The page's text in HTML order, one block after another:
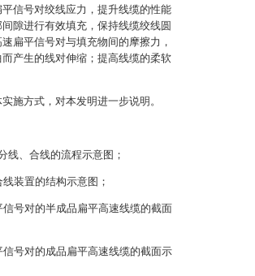
信号对绞线应力，提升线缆的性能
隙进行有效填充，保持线缆绞线圆
扁平信号对与填充物间的摩擦力，
产生的线对伸缩；提高线缆的柔软
施方式，对本发明进一步说明。
线、合线的流程示意图；
装置的结构示意图；
信号对的半成品扁平高速线缆的截面
信号对的成品扁平高速线缆的截面示